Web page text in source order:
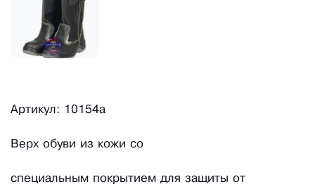
Артикул: 10154а
Верх обуви из кожи со
специальным покрытием для защиты от